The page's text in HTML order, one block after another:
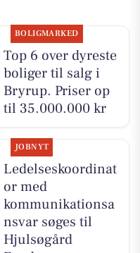
BOLIGMARKED
Top 6 over dyreste
boliger til salg i
Bryrup. Priser op
til 35.000.000 kr
JOBNYT
Ledelseskoordinat
or med
kommunikationsa
nsvar søges til
Hjulsøgård